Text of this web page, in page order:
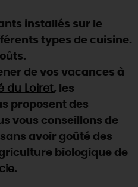
ACTIVITÉS
DE VIVRE
de la Faïencerie de
parcours Baludik🕵️
de festivals 🎉
la nature en 2026
dans le Loiret !
"Loiret au fil de l'eau"
SERVICES
MAINTENANT
installés sur le
types de cuisine.
de vos vacances à
du Loiret, les
proposent des
vous conseillons de
avoir goûté des
biologique de
.